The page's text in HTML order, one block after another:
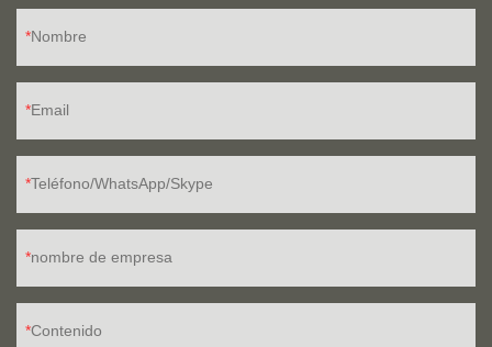
Nombre
Email
Teléfono/WhatsApp/Skype
nombre de empresa
Contenido